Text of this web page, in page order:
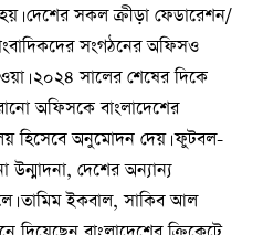
দেশের সকল ক্রীড়া ফেডারেশন/
সংগঠনের অফিসও
২০২৪ সালের শেষের দিকে
অফিসকে বাংলাদেশের
হিসেবে অনুমোদন দেয়। ফুটবল-
উন্মাদনা, দেশের অন্যান্য
তামিম ইকবাল, সাকিব আল